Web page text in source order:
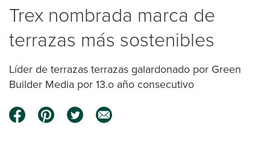
Trex nombrada marca de
terrazas más sostenibles
Líder de terrazas terrazas galardonado por Green
Builder Media por 13.o año consecutivo